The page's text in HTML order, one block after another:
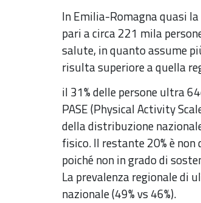
In Emilia-Romagna quasi
pari a circa 221 mila
salute, in quanto assume
risulta superiore a quella
il 31% delle persone ultra
PASE (Physical Activity
della distribuzione
fisico. Il restante 20% è non
poiché non in grado di
La prevalenza regionale di
nazionale (49% vs 46%).